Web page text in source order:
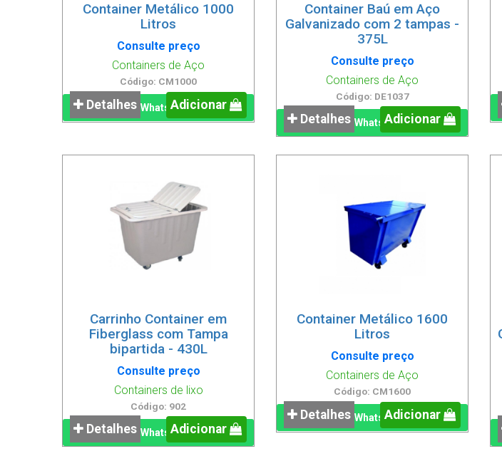
Container Metálico 1000
Litros
Consulte preço
Containers de Aço
Código: CM1000
Detalhes Adicionar
WhatsApp
Container Baú em Aço
Galvanizado com 2 tampas -
375L
Consulte preço
Containers de Aço
Código: DE1037
Detalhes Adicionar
WhatsApp
Carrinho Container em
Fiberglass com Tampa
bipartida - 430L
Consulte preço
Containers de lixo
Código: 902
Detalhes Adicionar
WhatsApp
Container Metálico 1600
Litros
Consulte preço
Containers de Aço
Código: CM1600
Detalhes Adicionar
WhatsApp